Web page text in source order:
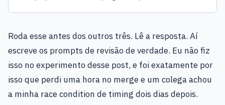
Roda esse antes dos outros três. Lê a resposta. Aí
escreve os prompts de revisão de verdade. Eu não fiz
isso no experimento desse post, e foi exatamente por
isso que perdi uma hora no merge e um colega achou
a minha race condition de timing dois dias depois.